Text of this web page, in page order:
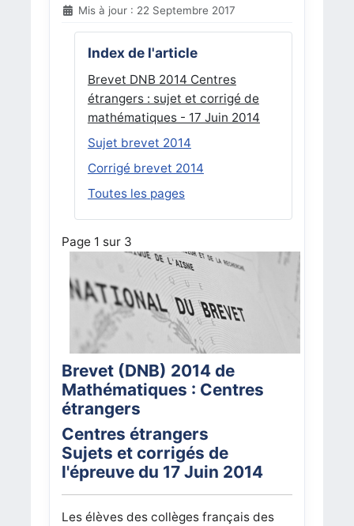
Mis à jour : 22 Septembre 2017
Index de l'article
Brevet DNB 2014 Centres
étrangers : sujet et corrigé de
mathématiques - 17 Juin 2014
Sujet brevet 2014
Corrigé brevet 2014
Toutes les pages
Page 1 sur 3
Brevet (DNB) 2014 de
Mathématiques : Centres
étrangers
Centres étrangers
Sujets et corrigés de
l'épreuve du 17 Juin 2014
Les élèves des collèges français des